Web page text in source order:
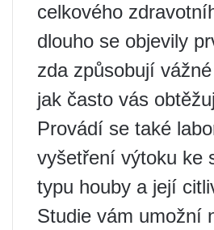
celkového
dlouho se objevily
zda způsobují
jak často vás
Provádí se také
vyšetření výtoku ke
typu houby a její
Studie vám umožní